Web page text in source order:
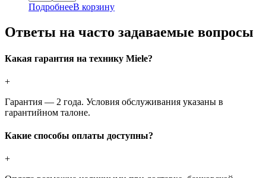
ПодробнееВ корзину
Ответы на часто задаваемые вопросы
Какая гарантия на технику Miele?
+
Гарантия — 2 года. Условия обслуживания указаны в
гарантийном талоне.
Какие способы оплаты доступны?
+